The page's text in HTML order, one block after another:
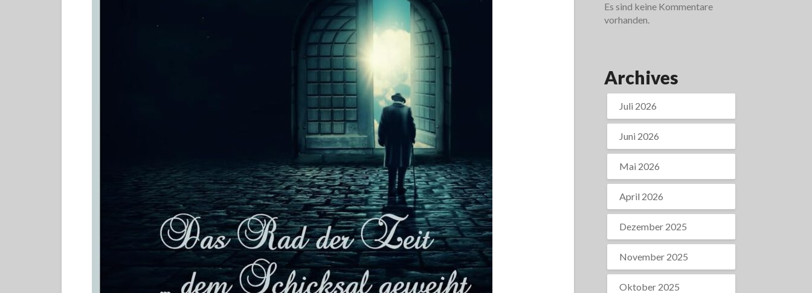
Es sind keine Kommentare
vorhanden.
Archives
Juli 2026
Juni 2026
Mai 2026
April 2026
Dezember 2025
November 2025
Oktober 2025